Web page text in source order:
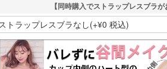
【同時購入でストラップレスブラが